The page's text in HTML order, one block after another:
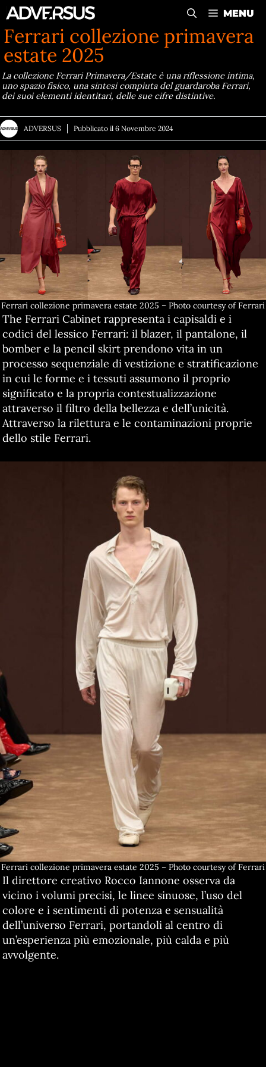
Vai
al
contenuto
MENU
Ferrari collezione primavera
estate 2025
La collezione Ferrari Primavera/Estate è una riflessione intima,
uno spazio fisico, una sintesi compiuta del guardaroba Ferrari,
dei suoi elementi identitari, delle sue cifre distintive.
ADVERSUS Pubblicato il 6 Novembre 2024
Ferrari collezione primavera estate 2025 – Photo courtesy of Ferrari
The Ferrari Cabinet rappresenta i capisaldi e i
codici del lessico Ferrari: il blazer, il pantalone, il
bomber e la pencil skirt prendono vita in un
processo sequenziale di vestizione e stratificazione
in cui le forme e i tessuti assumono il proprio
significato e la propria contestualizzazione
attraverso il filtro della bellezza e dell’unicità.
Attraverso la rilettura e le contaminazioni proprie
dello stile Ferrari.
Ferrari collezione primavera estate 2025 – Photo courtesy of Ferrari
Il direttore creativo Rocco Iannone osserva da
vicino i volumi precisi, le linee sinuose, l’uso del
colore e i sentimenti di potenza e sensualità
dell’universo Ferrari, portandoli al centro di
un’esperienza più emozionale, più calda e più
avvolgente.